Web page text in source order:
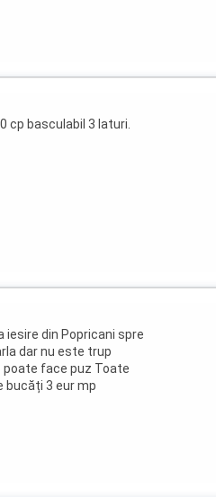
cp basculabil 3 laturi.
iesire din Popricani spre
dar nu este trup
face puz Toate
bucăți 3 eur mp